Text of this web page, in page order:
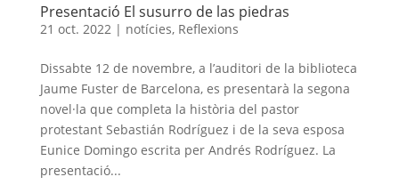
Presentació El susurro de las piedras
21 oct. 2022 | notícies, Reflexions
Dissabte 12 de novembre, a l’auditori de la biblioteca
Jaume Fuster de Barcelona, es presentarà la segona
novel·la que completa la història del pastor
protestant Sebastián Rodríguez i de la seva esposa
Eunice Domingo escrita per Andrés Rodríguez. La
presentació...